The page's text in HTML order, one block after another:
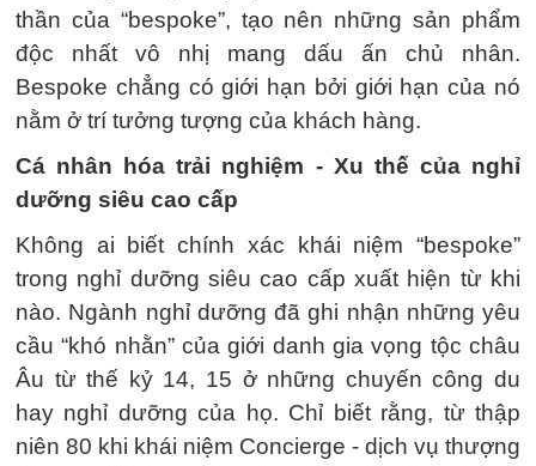
thần của “bespoke”, tạo nên những sản phẩm
độc nhất vô nhị mang dấu ấn chủ nhân.
Bespoke chẳng có giới hạn bởi giới hạn của nó
nằm ở trí tưởng tượng của khách hàng.
Cá nhân hóa trải nghiệm - Xu thế của nghỉ
dưỡng siêu cao cấp
Không ai biết chính xác khái niệm “bespoke”
trong nghỉ dưỡng siêu cao cấp xuất hiện từ khi
nào. Ngành nghỉ dưỡng đã ghi nhận những yêu
cầu “khó nhằn” của giới danh gia vọng tộc châu
Âu từ thế kỷ 14, 15 ở những chuyến công du
hay nghỉ dưỡng của họ. Chỉ biết rằng, từ thập
niên 80 khi khái niệm Concierge - dịch vụ thượng